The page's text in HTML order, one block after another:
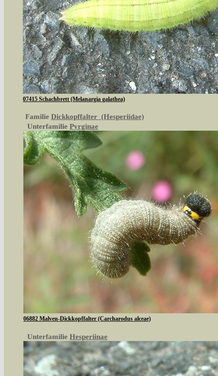
07415 Schachbrett (Melanargia galathea)
Familie Dickkopffalter (Hesperiidae)
Unterfamilie Pyrginae
06882 Malven-Dickkopffalter (Carcharodus alceae)
Unterfamilie Hesperiinae